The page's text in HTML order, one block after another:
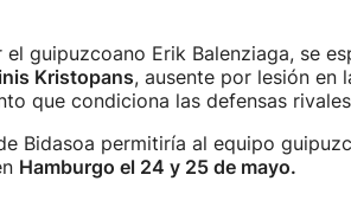
guipuzcoano Erik Balenziaga, se
Kristopans, ausente por lesión en
que condiciona las defensas
Bidasoa permitiría al equipo
Hamburgo el 24 y 25 de mayo.